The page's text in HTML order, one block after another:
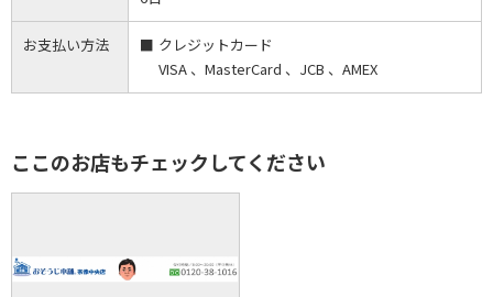
お支払い方法
クレジットカード
VISA 、MasterCard 、JCB 、AMEX
ここのお店もチェックしてください